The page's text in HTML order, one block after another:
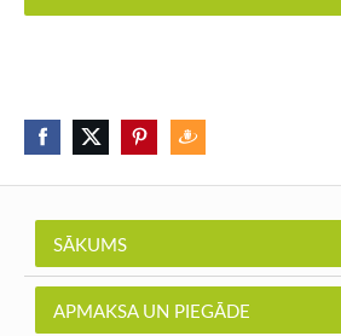
SĀKUMS
APMAKSA UN PIEGĀDE